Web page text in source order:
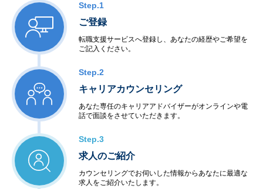
Step.1
ご登録
転職支援サービスへ登録し、あなたの経歴やご希望を
ご記入ください。
Step.2
キャリアカウンセリング
あなた専任のキャリアアドバイザーがオンラインや電
話で面談をさせていただきます。
Step.3
求人のご紹介
カウンセリングでお伺いした情報からあなたに最適な
求人をご紹介いたします。